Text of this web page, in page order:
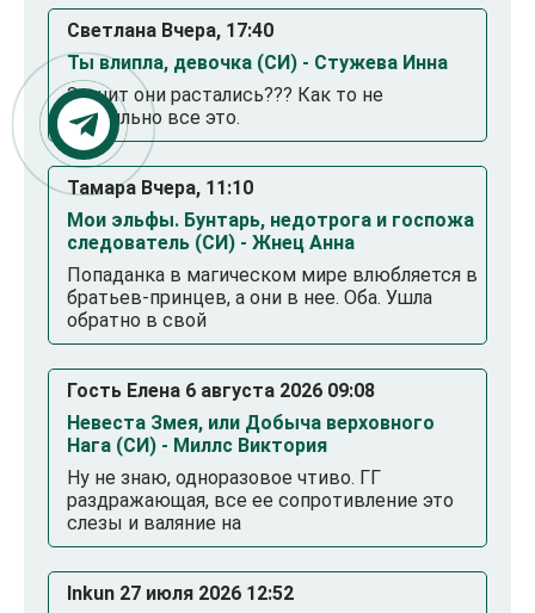
Светлана Вчера, 17:40
Ты влипла, девочка (СИ) - Стужева Инна
Значит они растались??? Как то не
правильно все это.
Тамара Вчера, 11:10
Мои эльфы. Бунтарь, недотрога и госпожа
следователь (СИ) - Жнец Анна
Попаданка в магическом мире влюбляется в
братьев-принцев, а они в нее. Оба. Ушла
обратно в свой
Гость Елена 6 августа 2026 09:08
Невеста Змея, или Добыча верховного
Нага (СИ) - Миллс Виктория
Ну не знаю, одноразовое чтиво. ГГ
раздражающая, все ее сопротивление это
слезы и валяние на
Inkun 27 июля 2026 12:52